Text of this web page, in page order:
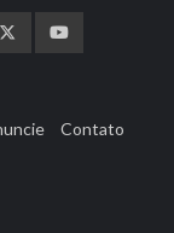
Contato